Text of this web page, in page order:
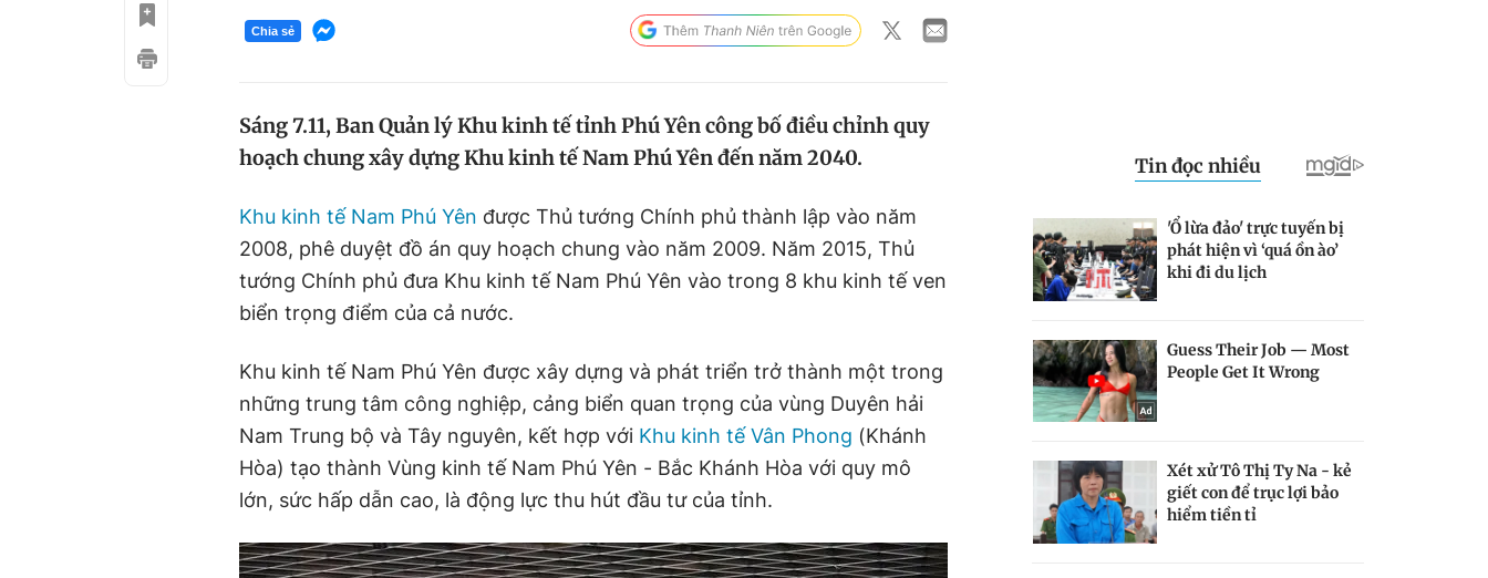
Chia sẻ
Sáng 7.11, Ban Quản lý Khu kinh tế tỉnh Phú Yên công bố điều chỉnh quy
hoạch chung xây dựng Khu kinh tế Nam Phú Yên đến năm 2040.
Khu kinh tế Nam Phú Yên được Thủ tướng Chính phủ thành lập vào năm
2008, phê duyệt đồ án quy hoạch chung vào năm 2009. Năm 2015, Thủ
tướng Chính phủ đưa Khu kinh tế Nam Phú Yên vào trong 8 khu kinh tế ven
biển trọng điểm của cả nước.
Khu kinh tế Nam Phú Yên được xây dựng và phát triển trở thành một trong
những trung tâm công nghiệp, cảng biển quan trọng của vùng Duyên hải
Nam Trung bộ và Tây nguyên, kết hợp với Khu kinh tế Vân Phong (Khánh
Hòa) tạo thành Vùng kinh tế Nam Phú Yên - Bắc Khánh Hòa với quy mô
lớn, sức hấp dẫn cao, là động lực thu hút đầu tư của tỉnh.